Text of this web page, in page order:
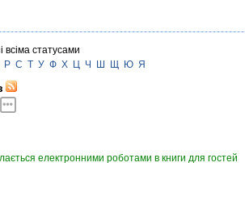
всіма статусами
Р С Т У Ф Х Ц Ч Ш Щ Ю Я
електронними роботами в книги для гостей